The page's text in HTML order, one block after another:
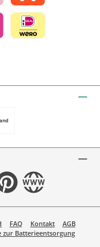
mollie
Alma by mollie
Website
FAQ Kontakt
AGB
zur Batterieentsorgung